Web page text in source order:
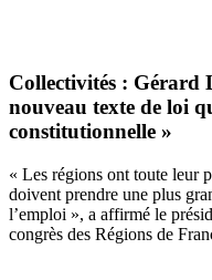
Collectivités : Gérard
nouveau texte de loi
constitutionnelle »
« Les régions ont toute leur
doivent prendre une plus
l’emploi », a affirmé le
congrès des Régions de